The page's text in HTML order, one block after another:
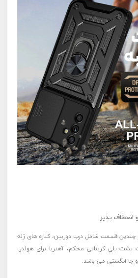
پذیر
قسمت شامل درب دوربین، کناره های ژله
پلی کربناتی محکم، آهنربا برای هولدر،
جا انگشتی می باشد.